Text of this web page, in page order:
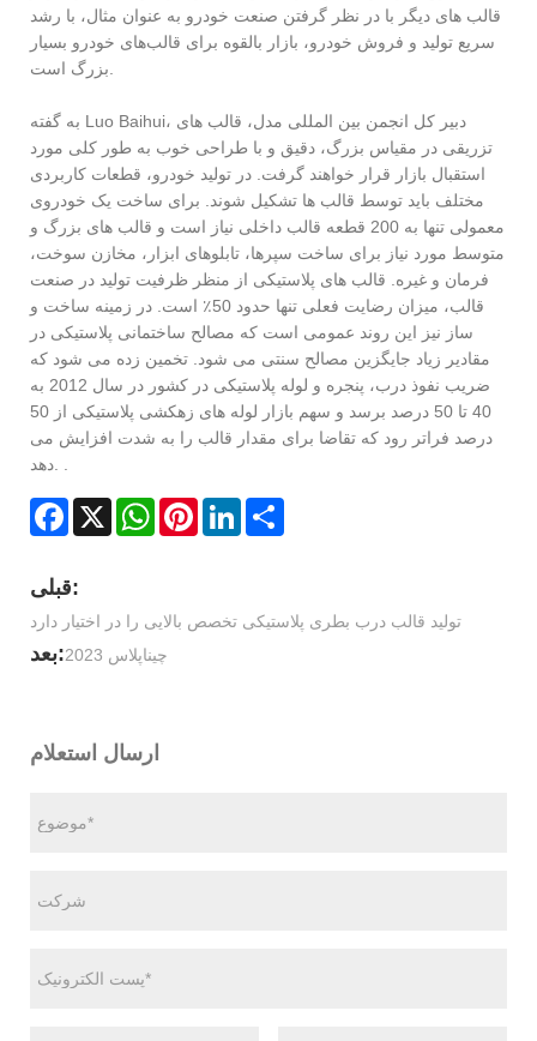
قالب های دیگر با در نظر گرفتن صنعت خودرو به عنوان مثال، با رشد
سریع تولید و فروش خودرو، بازار بالقوه برای قالب‌های خودرو بسیار
به گفته Luo Baihui، دبیر کل انجمن بین المللی مدل، قالب های
تزریقی در مقیاس بزرگ، دقیق و با طراحی خوب به طور کلی مورد
استقبال بازار قرار خواهند گرفت. در تولید خودرو، قطعات کاربردی
مختلف باید توسط قالب ها تشکیل شوند. برای ساخت یک خودروی
معمولی تنها به 200 قطعه قالب داخلی نیاز است و قالب های بزرگ و
متوسط ​​مورد نیاز برای ساخت سپرها، تابلوهای ابزار، مخازن سوخت،
فرمان و غیره. قالب های پلاستیکی از منظر ظرفیت تولید در صنعت
قالب، میزان رضایت فعلی تنها حدود 50٪ است. در زمینه ساخت و
ساز نیز این روند عمومی است که مصالح ساختمانی پلاستیکی در
مقادیر زیاد جایگزین مصالح سنتی می شود. تخمین زده می شود که
ضریب نفوذ درب، پنجره و لوله پلاستیکی در کشور در سال 2012 به
40 تا 50 درصد برسد و سهم بازار لوله های زهکشی پلاستیکی از 50
درصد فراتر رود که تقاضا برای مقدار قالب را به شدت افزایش می
Facebook
X WhatsAppPinterestLinkedIn
قبلی:
تولید قالب درب بطری پلاستیکی تخصص بالایی را در اختیار دارد
بعد: چیناپلاس 2023
ارسال استعلام